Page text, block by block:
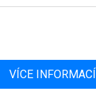
VÍCE INFORMACÍ